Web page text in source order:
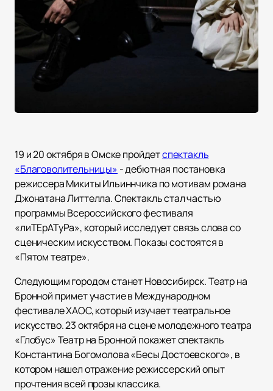
19 и 20 октября в Омске пройдетспектакль
«Благоволительницы» - дебютная постановка
режиссера Микиты Ильиннчика по мотивам романа
Джонатана Литтелла. Спектакль стал частью
программы Всероссийского фестиваля
«лиТЕрАТуРа», который исследует связь слова со
сценическим искусством. Показы состоятся в
«Пятом театре».
Следующим городом станет Новосибирск. Театр на
Бронной примет участие в Международном
фестивале ХАОС, который изучает театральное
искусство. 23 октября на сцене молодежного театра
«Глобус» Театр на Бронной покажет спектакль
Константина Богомолова «Бесы Достоевского», в
котором нашел отражение режиссерский опыт
прочтения всей прозы классика.